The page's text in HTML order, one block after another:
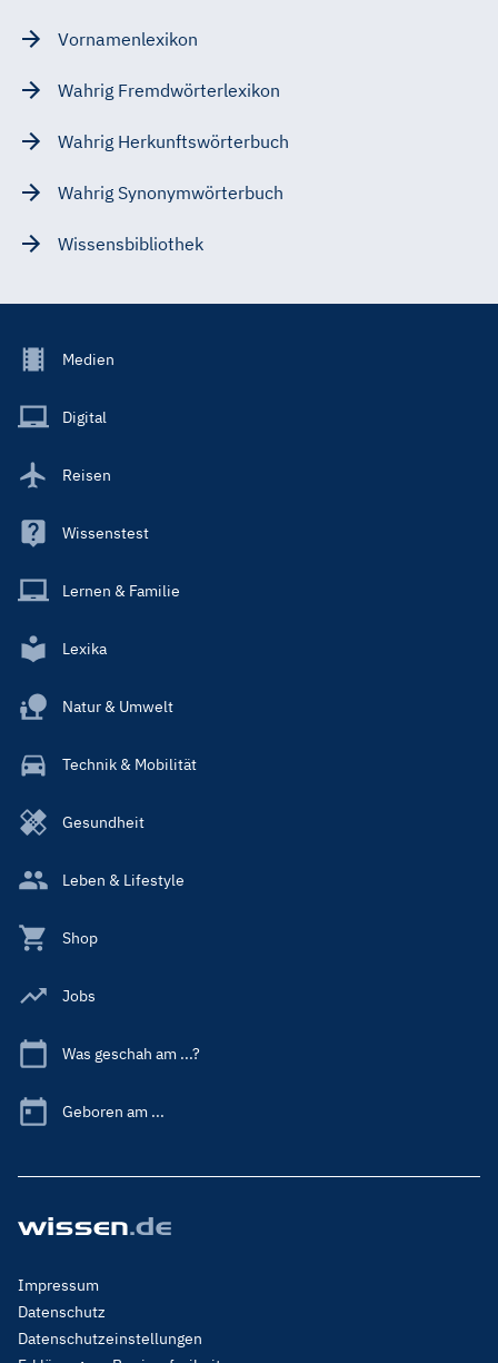
Vornamenlexikon
Wahrig Fremdwörterlexikon
Wahrig Herkunftswörterbuch
Wahrig Synonymwörterbuch
Wissensbibliothek
Footer
Main
Medien
Digital
Reisen
Wissenstest
Lernen & Familie
Lexika
Natur & Umwelt
Technik & Mobilität
Gesundheit
Leben & Lifestyle
Shop
Jobs
Was geschah am ...?
Geboren am ...
Footer
Menu
Legal
Impressum
Datenschutz
Datenschutzeinstellungen